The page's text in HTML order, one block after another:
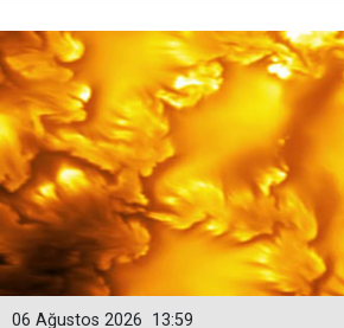
13:59
06 Ağustos 2026